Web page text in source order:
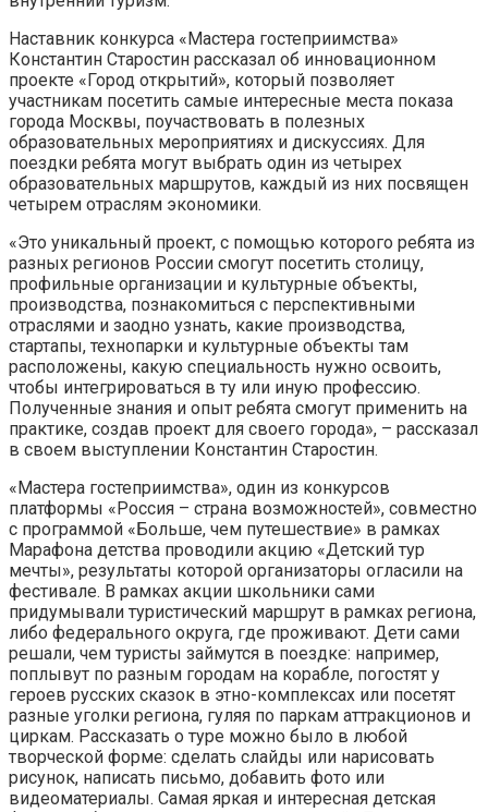
Наставник конкурса «Мастера гостеприимства»
Константин Старостин рассказал об инновационном
проекте «Город открытий», который позволяет
участникам посетить самые интересные места показа
города Москвы, поучаствовать в полезных
образовательных мероприятиях и дискуссиях. Для
поездки ребята могут выбрать один из четырех
образовательных маршрутов, каждый из них посвящен
четырем отраслям экономики.
«Это уникальный проект, с помощью которого ребята из
разных регионов России смогут посетить столицу,
профильные организации и культурные объекты,
производства, познакомиться с перспективными
отраслями и заодно узнать, какие производства,
стартапы, технопарки и культурные объекты там
расположены, какую специальность нужно освоить,
чтобы интегрироваться в ту или иную профессию.
Полученные знания и опыт ребята смогут применить на
практике, создав проект для своего города», – рассказал
в своем выступлении Константин Старостин.
«Мастера гостеприимства», один из конкурсов
платформы «Россия – страна возможностей», совместно
с программой «Больше, чем путешествие» в рамках
Марафона детства проводили акцию «Детский тур
мечты», результаты которой организаторы огласили на
фестивале. В рамках акции школьники сами
придумывали туристический маршрут в рамках региона,
либо федерального округа, где проживают. Дети сами
решали, чем туристы займутся в поездке: например,
поплывут по разным городам на корабле, погостят у
героев русских сказок в этно-комплексах или посетят
разные уголки региона, гуляя по паркам аттракционов и
циркам. Рассказать о туре можно было в любой
творческой форме: сделать слайды или нарисовать
рисунок, написать письмо, добавить фото или
видеоматериалы. Самая яркая и интересная детская